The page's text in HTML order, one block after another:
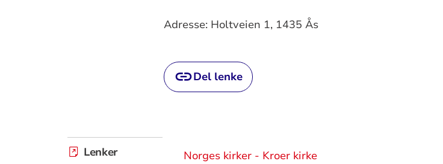
Adresse: Holtveien 1, 1435 Ås
Del lenke
Lenker
Norges kirker - Kroer kirke